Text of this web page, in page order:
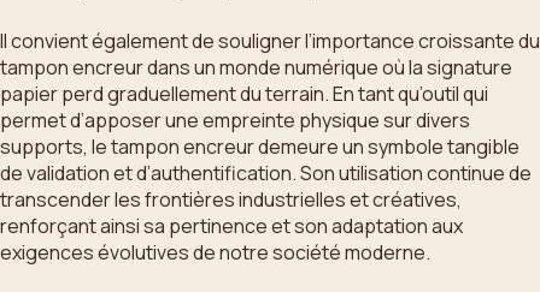
Il convient également de souligner l’importance croissante du
tampon encreur dans un monde numérique où la signature
papier perd graduellement du terrain. En tant qu’outil qui
permet d’apposer une empreinte physique sur divers
supports, le tampon encreur demeure un symbole tangible
de validation et d’authentification. Son utilisation continue de
transcender les frontières industrielles et créatives,
renforçant ainsi sa pertinence et son adaptation aux
exigences évolutives de notre société moderne.